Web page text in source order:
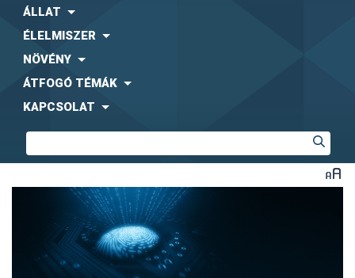
ÁLLAT
ÉLELMISZER
NÖVÉNY
ÁTFOGÓ TÉMÁK
KAPCSOLAT